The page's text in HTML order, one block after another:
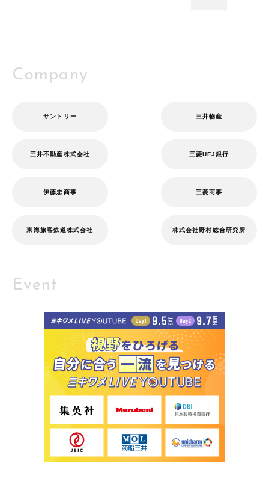
Company
サントリー 三井物産
三井不動産株式会社 三菱UFJ銀行
伊藤忠商事 三菱商事
東海旅客鉄道株式会社 株式会社野村総合研究所
Event